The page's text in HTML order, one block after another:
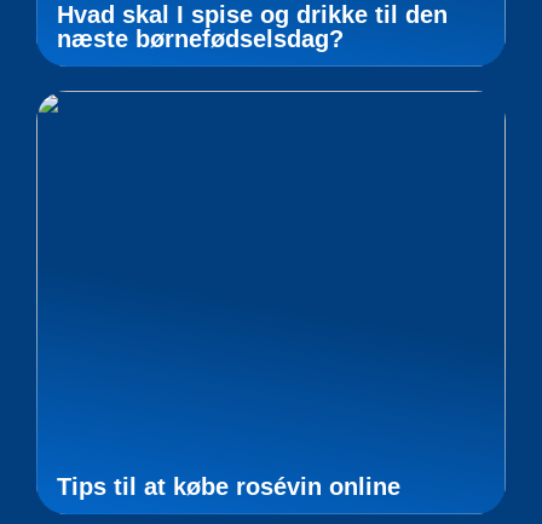
Hvad skal I spise og drikke til den
næste børnefødselsdag?
Tips til at købe rosévin online